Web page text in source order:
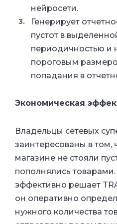
нейросети.
Генерирует
пустот в
периодичностью и
пороговым
попадания в
Экономическая
Владельцы сетевых
заинтересованы в том,
магазине не стояли
пополнялись
эффективно решает
он оперативно
нужного количества